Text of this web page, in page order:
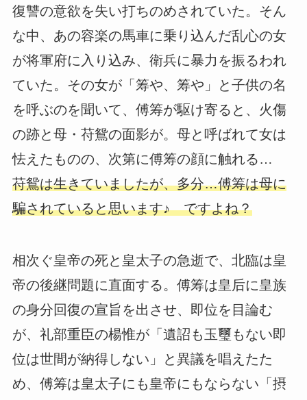
復讐の意欲を失い打ちのめされていた。そん
な中、あの容楽の馬車に乗り込んだ乱心の女
が将軍府に入り込み、衛兵に暴力を振るわれ
ていた。その女が「筹や、筹や」と子供の名
を呼ぶのを聞いて、傅筹が駆け寄ると、火傷
の跡と母・苻鴛の面影が。母と呼ばれて女は
怯えたものの、次第に傅筹の顔に触れる…
苻鴛は生きていましたが、多分…傅筹は母に
騙されていると思います♪ ですよね？
相次ぐ皇帝の死と皇太子の急逝で、北臨は皇
帝の後継問題に直面する。傅筹は皇后に皇族
の身分回復の宣旨を出させ、即位を目論む
が、礼部重臣の楊惟が「遺詔も玉璽もない即
位は世間が納得しない」と異議を唱えたた
め、傅筹は皇太子にも皇帝にもならない「摂